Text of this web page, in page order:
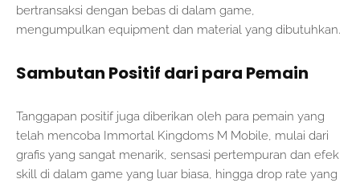
bertransaksi dengan bebas di dalam game,
mengumpulkan equipment dan material yang dibutuhkan.
Sambutan Positif dari para Pemain
Tanggapan positif juga diberikan oleh para pemain yang
telah mencoba Immortal Kingdoms M Mobile, mulai dari
grafis yang sangat menarik, sensasi pertempuran dan efek
skill di dalam game yang luar biasa, hingga drop rate yang